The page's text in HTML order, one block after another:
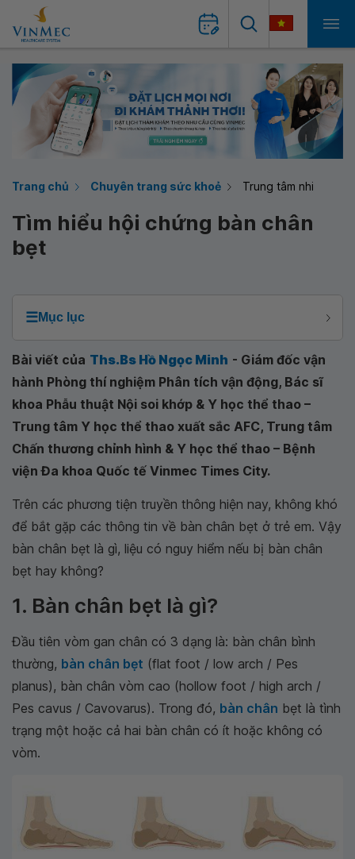
Trang chủ Chuyên trang sức khoẻ Trung tâm nhi
Tìm hiểu hội chứng bàn chân
bẹt
☰Mục lục
Bài viết của Ths.Bs Hồ Ngọc Minh - Giám đốc vận
hành Phòng thí nghiệm Phân tích vận động, Bác sĩ
khoa Phẫu thuật Nội soi khớp & Y học thể thao –
Trung tâm Y học thể thao xuất sắc AFC, Trung tâm
Chấn thương chỉnh hình & Y học thể thao – Bệnh
viện Đa khoa Quốc tế Vinmec Times City.
Trên các phương tiện truyền thông hiện nay, không khó
để bắt gặp các thông tin về bàn chân bẹt ở trẻ em. Vậy
bàn chân bẹt là gì, liệu có nguy hiểm nếu bị bàn chân
bẹt hay không?
1. Bàn chân bẹt là gì?
Đầu tiên vòm gan chân có 3 dạng là: bàn chân bình
thường, bàn chân bẹt (flat foot / low arch / Pes
planus), bàn chân vòm cao (hollow foot / high arch /
Pes cavus / Cavovarus). Trong đó, bàn chân bẹt là tình
trạng một hoặc cả hai bàn chân có ít hoặc không có
vòm.